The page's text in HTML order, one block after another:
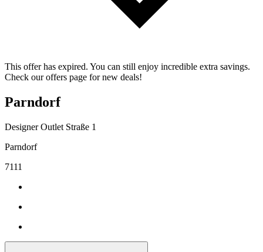
This offer has expired. You can still enjoy incredible extra savings.
Check our offers page for new deals!
Parndorf
Designer Outlet Straße 1
Parndorf
7111